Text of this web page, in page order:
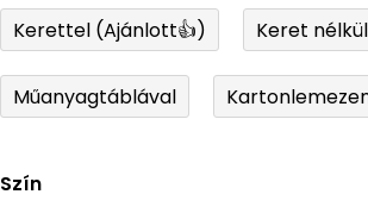
Kerettel (Ajánlott👍) Keret
Műanyagtáblával
Szín